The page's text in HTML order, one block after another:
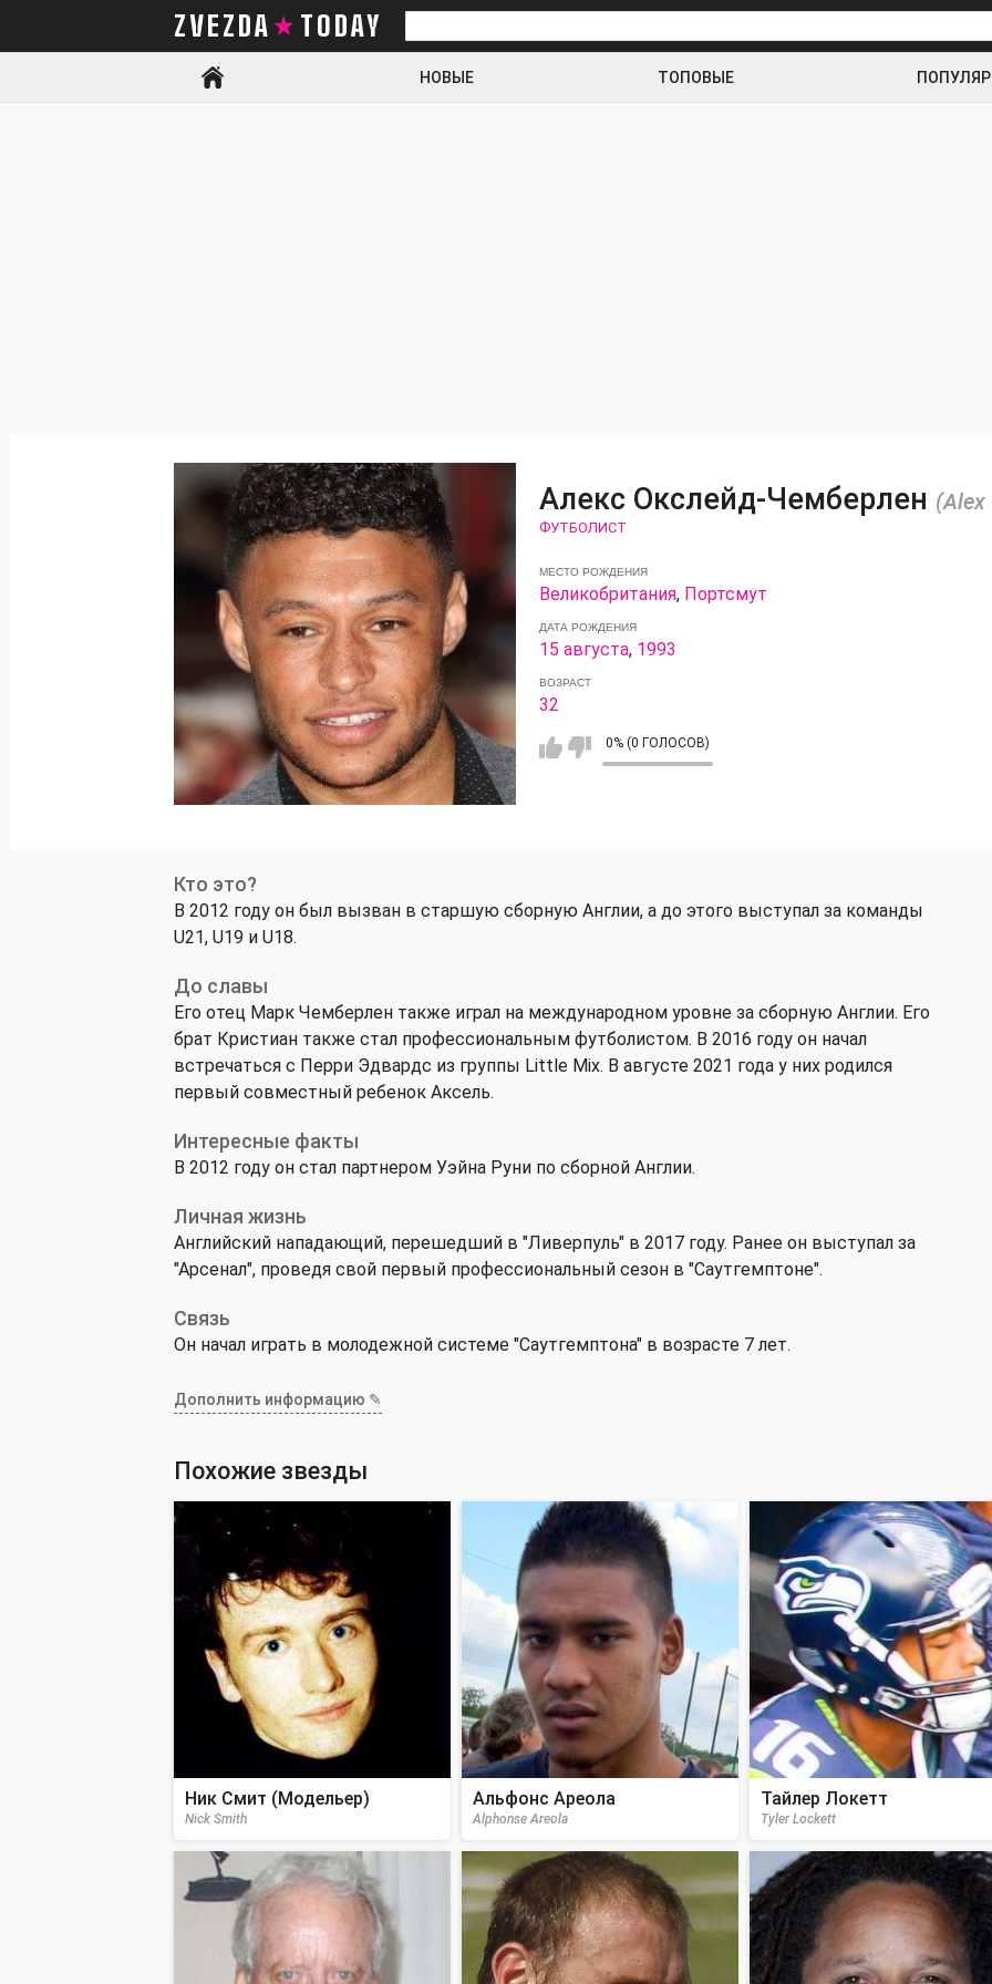
ZVEZDA TODAY
Искать
НОВЫЕ ТОПОВЫЕ
Алекс Окслейд-Чемберлен (Alex
ФУТБОЛИСТ
МЕСТО РОЖДЕНИЯ
Великобритания, Портсмут
ДАТА РОЖДЕНИЯ
15 августа, 1993
ВОЗРАСТ
32
0% (0 ГОЛОСОВ)
Кто это?
В 2012 году он был вызван в старшую сборную Англии, а до этого выступал за команды
U21, U19 и U18.
До славы
Его отец Марк Чемберлен также играл на международном уровне за сборную Англии. Его
брат Кристиан также стал профессиональным футболистом. В 2016 году он начал
встречаться с Перри Эдвардс из группы Little Mix. В августе 2021 года у них родился
первый совместный ребенок Аксель.
Интересные факты
В 2012 году он стал партнером Уэйна Руни по сборной Англии.
Личная жизнь
Английский нападающий, перешедший в "Ливерпуль" в 2017 году. Ранее он выступал за
"Арсенал", проведя свой первый профессиональный сезон в "Саутгемптоне".
Связь
Он начал играть в молодежной системе "Саутгемптона" в возрасте 7 лет.
Дополнить информацию ✎
Похожие звезды
Ник Смит (Модельер)
Nick Smith
Альфонс Ареола
Alphonse Areola
Тайлер Локетт
Tyler Lockett